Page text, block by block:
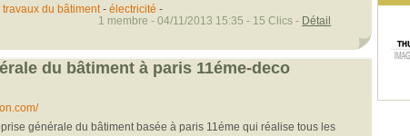
travaux du bâtiment- électricité -
1 membre - 04/11/2013 15:35 - 15 Clics - Détail
du bâtiment à paris 11éme-deco
générale du bâtiment basée à paris 11éme qui réalise tous les